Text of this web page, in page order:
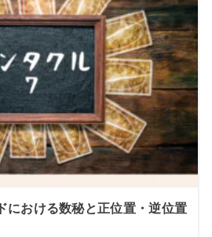
における数秘と正位置・逆位置